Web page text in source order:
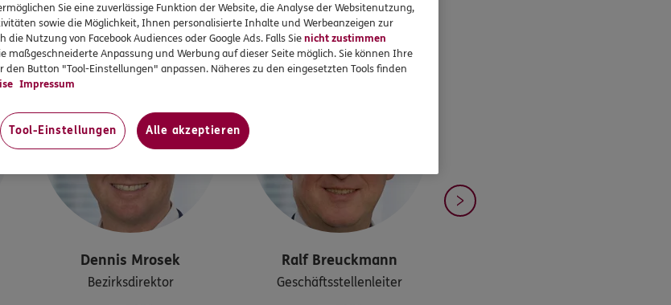
Dennis Mrosek
Bezirksdirektor
Ralf Breuckmann
Geschäftsstellenleiter
Sie eine zuverlässige Funktion der Website, die Analyse der Websitenutzung,
sowie die Möglichkeit, Ihnen personalisierte Inhalte und Werbeanzeigen zur
die Nutzung von Facebook Audiences oder Google Ads. Falls Sienicht zustimmen
maßgeschneiderte Anpassung und Werbung auf dieser Seite möglich. Sie können Ihre
den Button "Tool-Einstellungen" anpassen. Näheres zu den eingesetzten Tools finden
Impressum
Tool-Einstellungen Alle akzeptieren